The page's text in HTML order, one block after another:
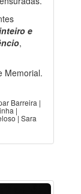
e
,
Memorial.
Barreira |
|
| Sara